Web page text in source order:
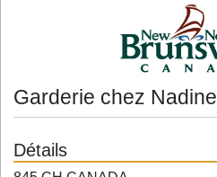
Garderie chez Nadine
Détails